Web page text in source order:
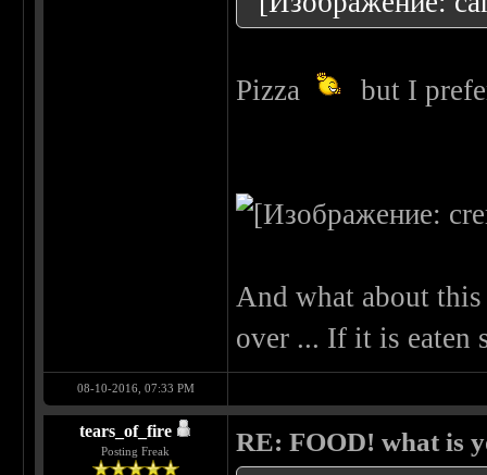
Pizza but I
And what about
over ... If it is
08-10-2016, 07:33 PM
tears_of_fire
Posting Freak RE: FOOD! what is